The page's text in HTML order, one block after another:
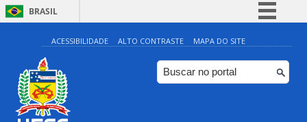
BRASIL
Simplifique!
Comunica BR
Participe
ACESSIBILIDADE ALTO CONTRASTE MAPA DO SITE